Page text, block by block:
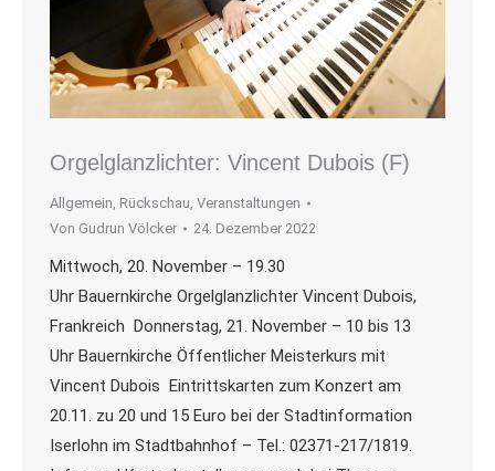
Orgelglanzlichter: Vincent Dubois (F)
Allgemein, Rückschau, Veranstaltungen
Von Gudrun Völcker 24. Dezember 2022
Mittwoch, 20. November – 19.30
Uhr Bauernkirche Orgelglanzlichter Vincent Dubois,
Frankreich Donnerstag, 21. November – 10 bis 13
Uhr Bauernkirche Öffentlicher Meisterkurs mit
Vincent Dubois Eintrittskarten zum Konzert am
20.11. zu 20 und 15 Euro bei der Stadtinformation
Iserlohn im Stadtbahnhof – Tel.: 02371-217/1819.